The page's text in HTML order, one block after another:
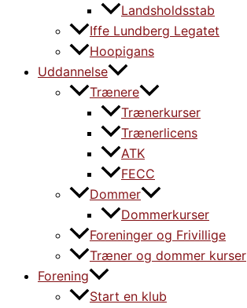
Landsholdsstab
Iffe Lundberg Legatet
Hoopigans
Uddannelse
Trænere
Trænerkurser
Trænerlicens
ATK
FECC
Dommer
Dommerkurser
Foreninger og Frivillige
Træner og dommer kurser
Forening
Start en klub